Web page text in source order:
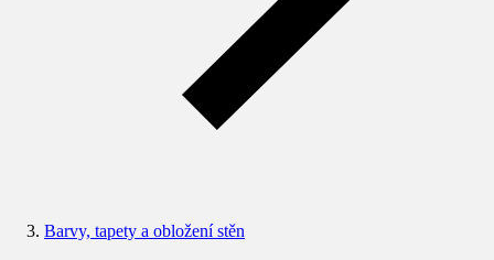
Barvy, tapety a obložení stěn